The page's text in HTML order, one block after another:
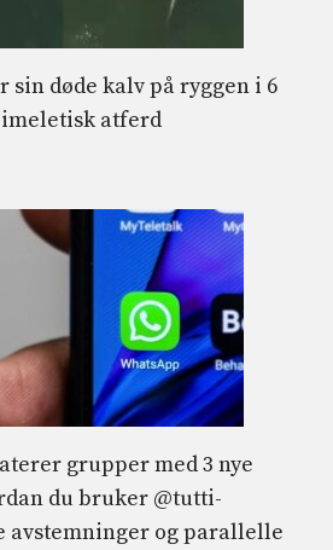
døde kalv på ryggen i 6
atferd
grupper med 3 nye
du bruker @tutti-
avstemninger og parallelle